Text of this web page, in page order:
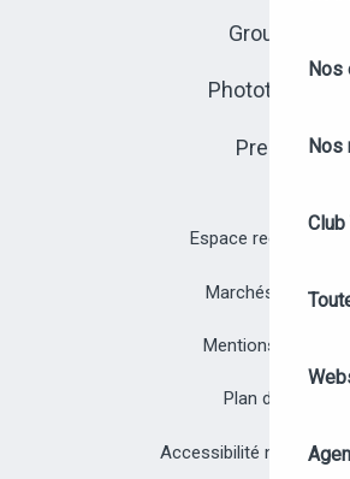
Nos
Nos
Groupes
Photothèque
Presse
Espace recrutement
Marchés publics
Mentions légales
Plan du site
Accessibilité non